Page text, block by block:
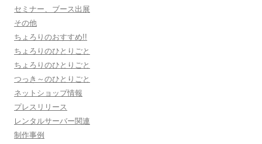
セミナー、ブース出展
その他
ちょろりのおすすめ!!
ちょろりのひとりごと
ちょろりのひとりごと
つっき～のひとりごと
ネットショップ情報
プレスリリース
レンタルサーバー関連
制作事例